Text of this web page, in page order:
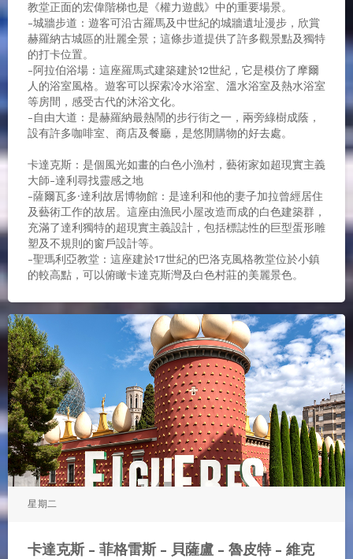
教堂正面的宏偉階梯也是《權力遊戲》中的重要場景。
-城牆步道 : 遊客可沿古羅馬及中世紀的城牆遺址漫步，欣賞
赫羅納古城區的壯麗全景；這條步道提供了許多觀景點及獨特
的打卡位置。
-阿拉伯浴場 : 這座羅馬式建築建於12世紀，它是模仿了摩爾
人的浴室風格。遊客可以探索冷水浴室、溫水浴室及熱水浴室
等房間，感受古代的沐浴文化。
-自由大道 : 是赫羅納最熱鬧的步行街之一，兩旁綠樹成蔭，
設有許多咖啡室、商店及餐廳，是悠閒購物的好去處。
卡達克斯 : 是個風光如畫的白色小漁村，藝術家如超現實主義
大師-達利尋找靈感之地
-薩爾瓦多·達利故居博物館 : 是達利和他的妻子加拉曾經居住
及藝術工作的故居。這座由漁民小屋改造而成的白色建築群，
充滿了達利獨特的超現實主義設計，包括標誌性的巨型蛋形雕
塑及不規則的窗戶設計等。
-聖瑪利亞教堂 : 這座建於17世紀的巴洛克風格教堂位於小鎮
的較高點，可以俯瞰卡達克斯灣及白色村莊的美麗景色。
星期二
卡達克斯 - 菲格雷斯 - 貝薩盧 - 魯皮特 - 維克